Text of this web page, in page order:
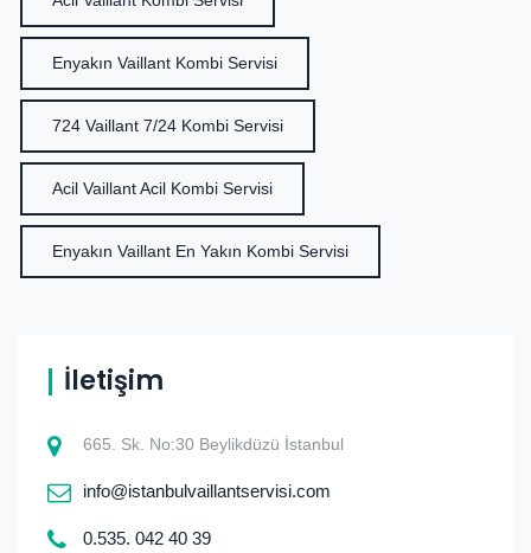
Enyakın Vaillant Kombi Servisi
724 Vaillant 7/24 Kombi Servisi
Acil Vaillant Acil Kombi Servisi
Enyakın Vaillant En Yakın Kombi Servisi
İletişim
665. Sk. No:30 Beylikdüzü İstanbul
info@istanbulvaillantservisi.com
0.535. 042 40 39